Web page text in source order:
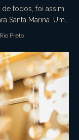
todos, foi assim
Santa Marina. Uma
Preto